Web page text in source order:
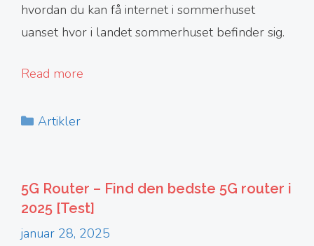
hvordan du kan få internet i sommerhuset
uanset hvor i landet sommerhuset befinder sig.
Read more
Kategorier
Artikler
5G Router – Find den bedste 5G router i
2025 [Test]
januar 28, 2025